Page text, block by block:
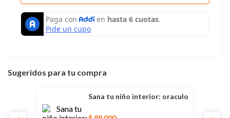
Sugeridos para tu compra
Sana tu niño interior: oraculo